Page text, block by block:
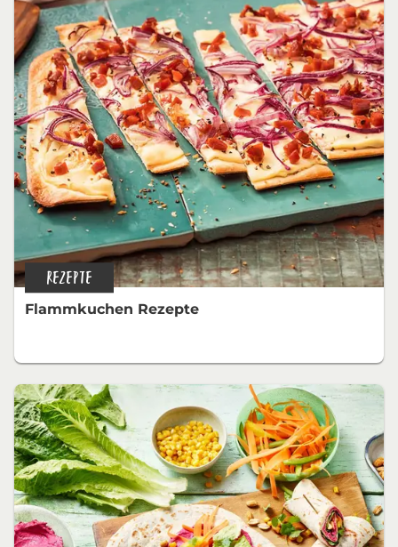
REZEPTE
Flammkuchen Rezepte